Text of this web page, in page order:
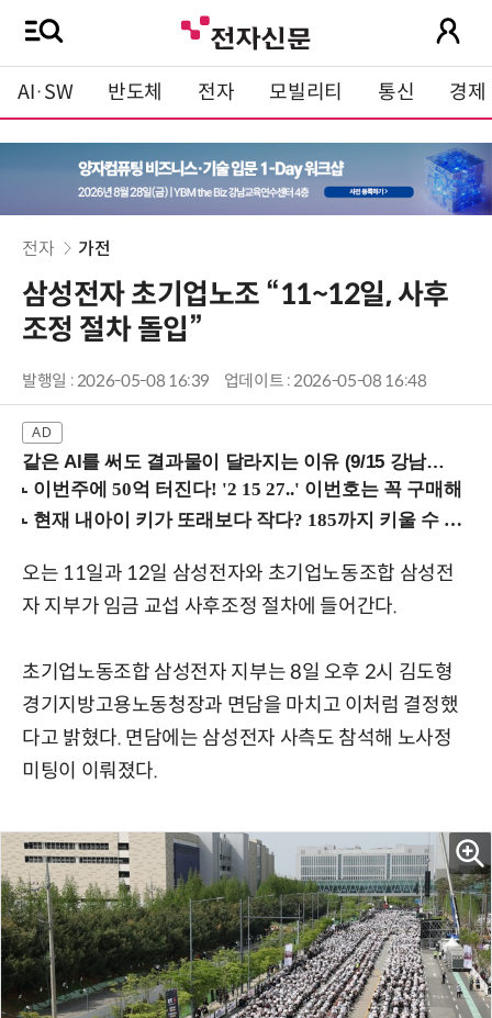
AI·SW 반도체 전자 모빌리티 통신 경제
전자 가전
삼성전자 초기업노조 “11~12일, 사후
조정 절차 돌입”
발행일 : 2026-05-08 16:39 업데이트 : 2026-05-08 16:48
같은 AI를 써도 결과물이 달라지는 이유 (9/15 강남역)
오는 11일과 12일 삼성전자와 초기업노동조합 삼성전
자 지부가 임금 교섭 사후조정 절차에 들어간다.
초기업노동조합 삼성전자 지부는 8일 오후 2시 김도형
경기지방고용노동청장과 면담을 마치고 이처럼 결정했
다고 밝혔다. 면담에는 삼성전자 사측도 참석해 노사정
미팅이 이뤄졌다.